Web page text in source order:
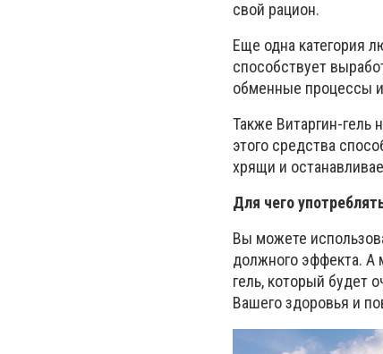
свой рацион.
Еще одна категория
способствует
обменные процессы и
Также Витаргин-гель
этого средства
хрящи и
Для чего
Вы можете
должного эффекта. А
гель, который будет
Вашего здоровья и